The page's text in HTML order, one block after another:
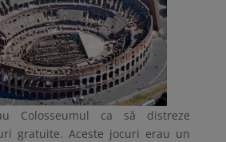
Colosseumul ca să distreze
gratuite. Aceste jocuri erau un